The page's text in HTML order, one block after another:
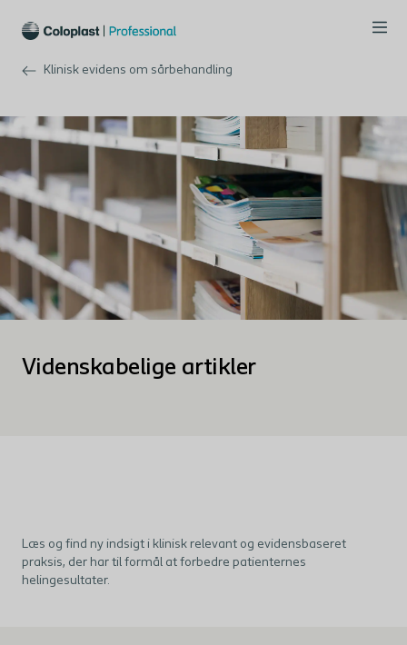
Klinisk evidens om sårbehandling
Videnskabelige artikler
Læs og find ny indsigt i klinisk relevant og evidensbaseret
praksis, der har til formål at forbedre patienternes
helingesultater.